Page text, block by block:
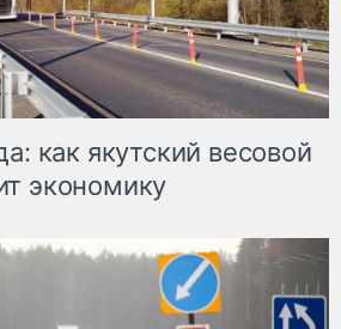
как якутский весовой
экономику